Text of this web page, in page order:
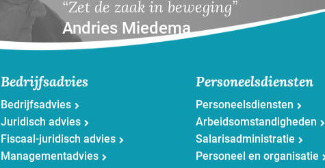
“Zet de zaak in beweging”
Andries Miedema
Bedrijfsadvies
Bedrijfsadvies
Juridisch advies
Fiscaal-juridisch advies
Managementadvies
Personeelsdiensten
Personeelsdiensten
Arbeidsomstandigheden
Salarisadministratie
Personeel en organisatie